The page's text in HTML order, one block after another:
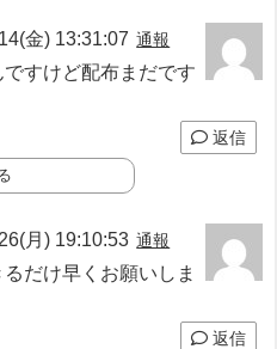
金) 13:31:07 通報
すけど配布まだです
返信
月) 19:10:53 通報
だけ早くお願いしま
返信